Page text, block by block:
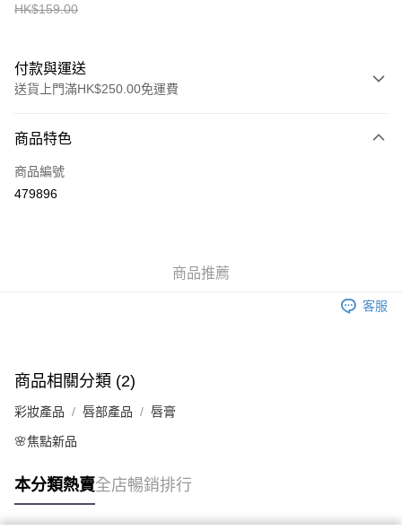
HK$159.00
付款與運送
送貨上門滿HK$250.00免運費
信用卡
Apple Pay
商品特色
商品編號
479896
商品推薦
客服
商品相關分類 (2)
彩妝產品 唇部產品 唇膏
🌸焦點新品
本分類熱賣全店暢銷排行